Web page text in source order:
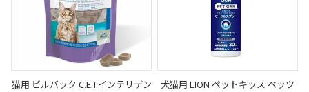
猫用 ビルバック C.E.T.インテリデン
犬猫用 LION ペットキッス ベッツ